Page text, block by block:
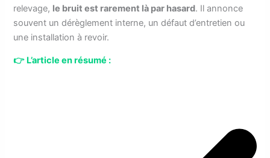
relevage, le bruit est rarement là par hasard. Il annonce
souvent un dérèglement interne, un défaut d’entretien ou
une installation à revoir.
👉 L’article en résumé :